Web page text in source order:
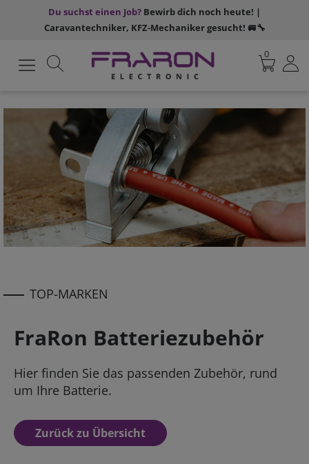
Du suchst einen Job? Bewirb dich noch heute! |
Caravantechniker, KFZ-Mechaniker gesucht! 🚐🔧
0
TOP-MARKEN
FraRon Batteriezubehör
Hier finden Sie das passenden Zubehör, rund
um Ihre Batterie.
Zurück zu Übersicht